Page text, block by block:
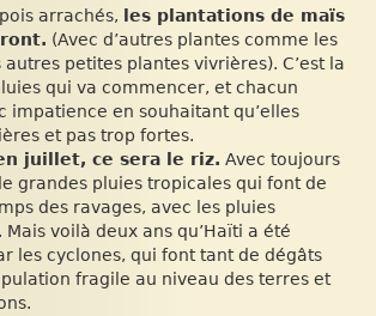
arrachés,
les plantations de maïs
(Avec d’autres plantes comme les
petites plantes vivrières). C’est la
qui va commencer, et chacun
impatience en souhaitant qu’elles
et pas trop fortes.
juillet, ce sera le riz. Avec toujours
grandes pluies tropicales qui font de
des ravages, avec les pluies
voilà deux ans qu’Haïti a été
les cyclones, qui font tant de dégâts
fragile au niveau des terres et